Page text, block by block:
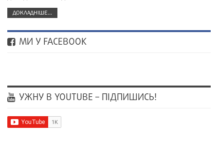
ДОКЛАДНІШЕ...
МИ У FACEBOOK
УЖНУ В YOUTUBE – ПІДПИШИСЬ!